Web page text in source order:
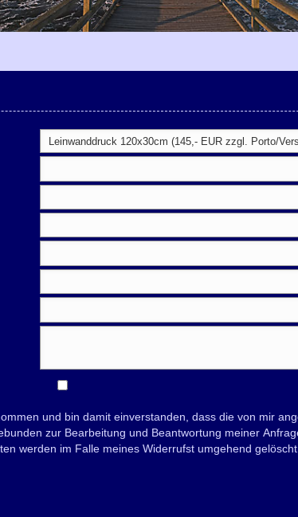
und bin damit einverstanden, dass die von mir
zur Bearbeitung und Beantwortung meiner
werden im Falle meines Widerrufst umgehend gelöscht.